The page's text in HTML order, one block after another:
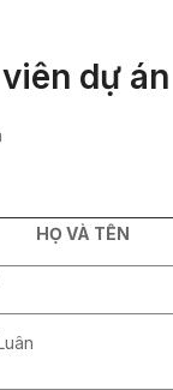
dự
HỌ VÀ TÊN